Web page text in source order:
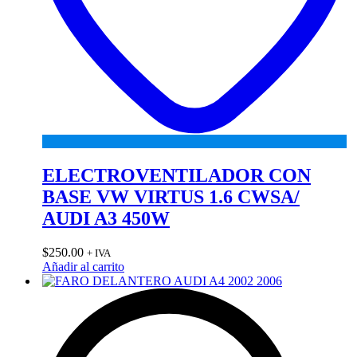
ELECTROVENTILADOR CON
BASE VW VIRTUS 1.6 CWSA/
AUDI A3 450W
$250.00 + IVA
Añadir al carrito